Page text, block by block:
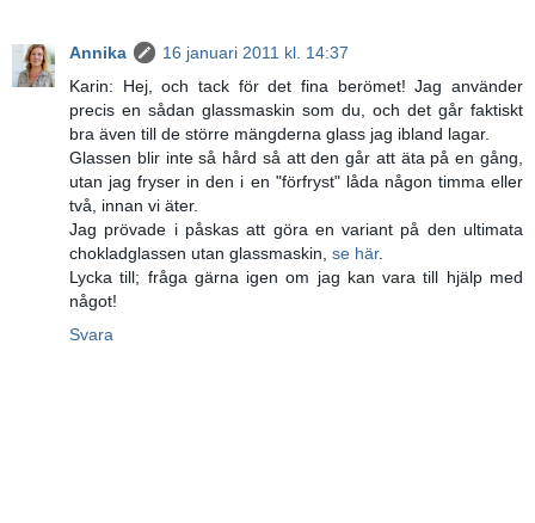
Annika
16 januari 2011 kl. 14:37
Karin: Hej, och tack för det fina berömet! Jag använder
precis en sådan glassmaskin som du, och det går faktiskt
bra även till de större mängderna glass jag ibland lagar.
Glassen blir inte så hård så att den går att äta på en gång,
utan jag fryser in den i en "förfryst" låda någon timma eller
två, innan vi äter.
Jag prövade i påskas att göra en variant på den ultimata
chokladglassen utan glassmaskin, se här.
Lycka till; fråga gärna igen om jag kan vara till hjälp med
något!
Svara